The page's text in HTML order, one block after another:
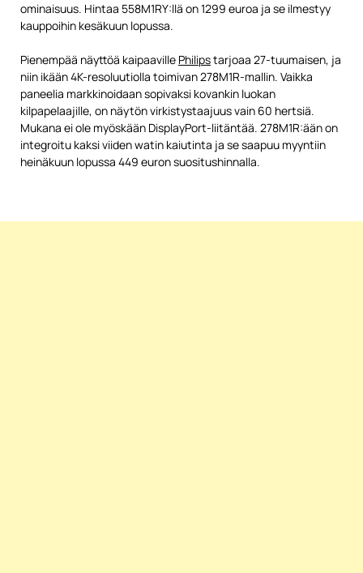
ominaisuus. Hintaa 558M1RY:llä on 1299 euroa ja se ilmestyy
kauppoihin kesäkuun lopussa.
Pienempää näyttöä kaipaaville Philipstarjoaa 27-tuumaisen, ja
niin ikään 4K-resoluutiolla toimivan 278M1R-mallin. Vaikka
paneelia markkinoidaan sopivaksi kovankin luokan
kilpapelaajille, on näytön virkistystaajuus vain 60 hertsiä.
Mukana ei ole myöskään DisplayPort-liitäntää. 278M1R:ään on
integroitu kaksi viiden watin kaiutinta ja se saapuu myyntiin
heinäkuun lopussa 449 euron suositushinnalla.